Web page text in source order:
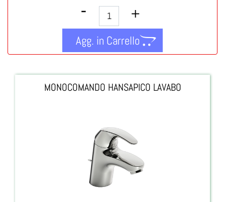
Quantità
Agg. in Carrello
MONOCOMANDO HANSAPICO LAVABO